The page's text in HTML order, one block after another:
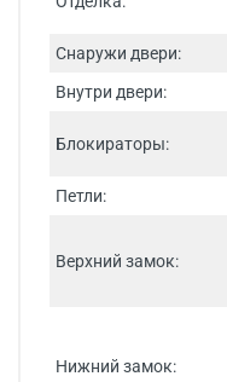
Снаружи двери:
Внутри двери:
Блокираторы:
Петли:
Верхний замок:
Нижний замок: